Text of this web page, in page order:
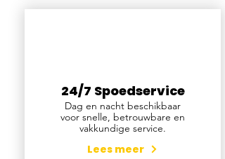
24/7 Spoedservice
Dag en nacht beschikbaar
voor snelle, betrouwbare en
vakkundige service.
Lees meer